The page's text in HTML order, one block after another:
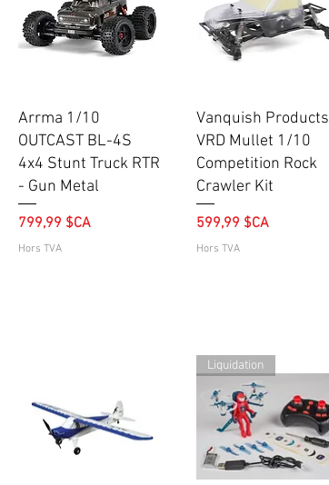
Aperçu rapide
Arrma 1/10
OUTCAST BL-4S
4x4 Stunt Truck RTR
- Gun Metal
Prix
799,99 $CA
Hors TVA
Aperçu rapide
Vanquish Products
VRD Mullet 1/10
Competition Rock
Crawler Kit
Prix
599,99 $CA
Hors TVA
Liquidation